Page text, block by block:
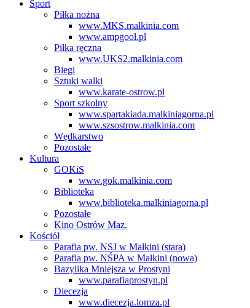
Sport
Piłka nożna
www.MKS.malkinia.com
www.ampgool.pl
Piłka ręczna
www.UKS2.malkinia.com
Biegi
Sztuki walki
www.karate-ostrow.pl
Sport szkolny
www.spartakiada.malkiniagorna.pl
www.szsostrow.malkinia.com
Wędkarstwo
Pozostałe
Kultura
GOKiS
www.gok.malkinia.com
Biblioteka
www.biblioteka.malkiniagorna.pl
Pozostałe
Kino Ostrów Maz.
Kościół
Parafia pw. NSJ w Małkini (stara)
Parafia pw. NŚPA w Małkini (nowa)
Bazylika Mniejsza w Prostyni
www.parafiaprostyn.pl
Diecezja
www.diecezja.lomza.pl